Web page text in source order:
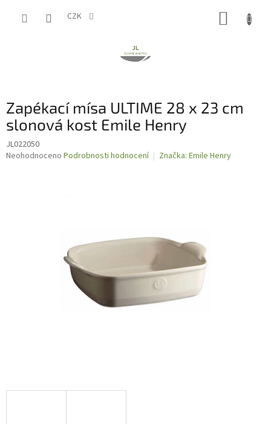
CZK
Zapékací mísa ULTIME 28 x 23 cm
slonová kost Emile Henry
JL022050
Průměrné
Neohodnoceno Podrobnosti hodnocení Značka: Emile Henry